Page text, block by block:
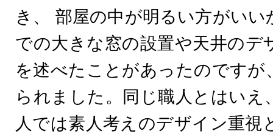
き、 部屋の中が明るい方がい
での大きな窓の設置や天井のデ
を述べたことがあったのですが
られました。同じ職人とはいえ
人では素人考えのデザイン重視